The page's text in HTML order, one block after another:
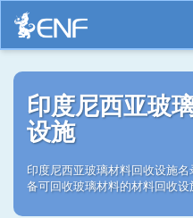
印度尼西亚玻
设施
印度尼西亚玻璃材料回收设施
备可回收玻璃材料的材料回收设